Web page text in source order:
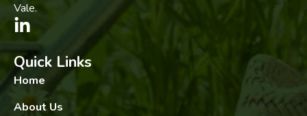
Vale.
Quick Links
Home
About Us